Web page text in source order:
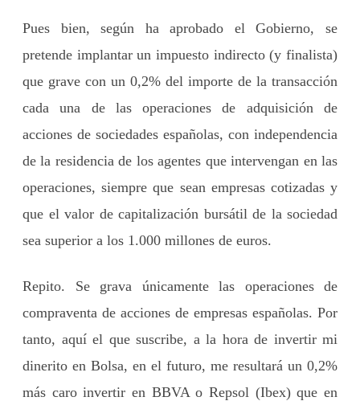
Pues bien, según ha aprobado el Gobierno, se
pretende implantar un impuesto indirecto (y finalista)
que grave con un 0,2% del importe de la transacción
cada una de las operaciones de adquisición de
acciones de sociedades españolas, con independencia
de la residencia de los agentes que intervengan en las
operaciones, siempre que sean empresas cotizadas y
que el valor de capitalización bursátil de la sociedad
sea superior a los 1.000 millones de euros.
Repito. Se grava únicamente las operaciones de
compraventa de acciones de empresas españolas. Por
tanto, aquí el que suscribe, a la hora de invertir mi
dinerito en Bolsa, en el futuro, me resultará un 0,2%
más caro invertir en BBVA o Repsol (Ibex) que en